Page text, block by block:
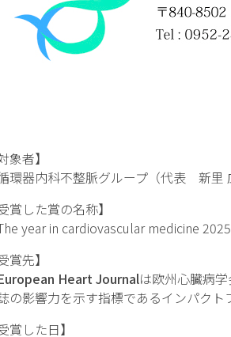
象者】
環器内科不整脈グループ（代表 新里
賞した賞の名称】
year in cardiovascular medicine
賞先】
Heart Journalは欧州心臓病
の影響力を示す指標であるインパクト
賞した日】